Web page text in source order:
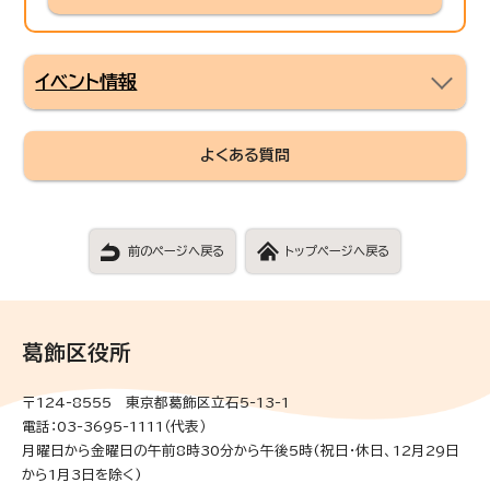
イベント情報
よくある質問
前のページへ戻る トップページへ戻る
葛飾区役所
〒124-8555 東京都葛飾区立石5-13-1
電話：03-3695-1111（代表）
月曜日から金曜日の午前8時30分から午後5時(祝日・休日、12月29日
から1月3日を除く)